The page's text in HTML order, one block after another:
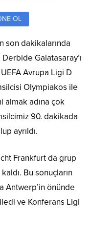
OL
son dakikalarında
Galatasaray’ı
Avrupa Ligi D
Olympiakos ile
almak adına çok
90. dakikada
ayrıldı.
Frankfurt da grup
Bu sonuçların
Antwerp’in önünde
ve Konferans Ligi